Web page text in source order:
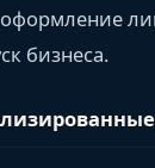
бизнеса.